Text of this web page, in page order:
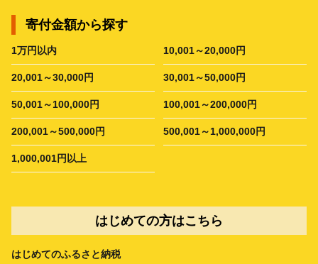
寄付金額から探す
1万円以内 10,001～20,000円
20,001～30,000円 30,001～50,000円
50,001～100,000円 100,001～200,000円
200,001～500,000円 500,001～1,000,000円
1,000,001円以上
はじめての方はこちら
はじめてのふるさと納税